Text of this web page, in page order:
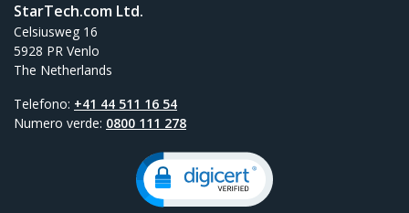
StarTech.com Ltd.
Celsiusweg 16
5928 PR Venlo
The Netherlands
Telefono: +41 44 511 16 54
Numero verde: 0800 111 278